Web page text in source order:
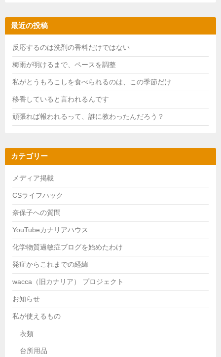
最近の投稿
反応するのは洗剤の香料だけではない
梅雨が明けるまで、ペースを調整
私がとうもろこしを食べられるのは、この季節だけ
移香していると言われるんです
頑張れば報われるって、誰に教わったんだろう？
カテゴリー
メディア掲載
CSライフハック
奈保子への質問
YouTubeカナリアハウス
化学物質過敏症ブログを始めたわけ
発症からこれまでの経緯
wacca（旧カナリア） プロジェクト
お知らせ
私が使えるもの
衣類
台所用品